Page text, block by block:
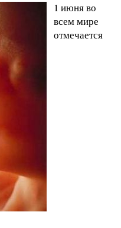
1 июня во
всем мире
отмечается